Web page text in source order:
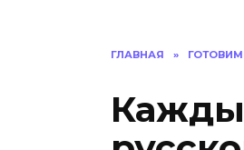
ГЛАВНАЯ »